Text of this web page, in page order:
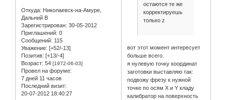
Откуда: Николаевск-на-Амуре,
Дальний В
Зарегистрирован: 30-05-2012
Приглашений: 0
Сообщений: 115
Уважение: [+52/-13]
Позитив: [+13/-4]
Возраст: 54 [1972-06-03]
Провел на форуме:
7 дней 11 часов
Последний визит:
20-07-2012 18:40:27
остаются те же
корректируешь
только z
вот этот момент интересует
больше всего.
я нулевую точку координат
заготовки выставляю так:
подвожу фрезу к нужной
точке по осям Х и Y кладу
калибратор на поверхность